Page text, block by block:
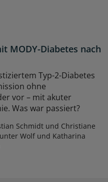
MODY-Diabetes nach
Typ-2-Diabetes
ohne
vor – mit akuter
Was war passiert?
Schmidt und Christiane
Wolf und Katharina